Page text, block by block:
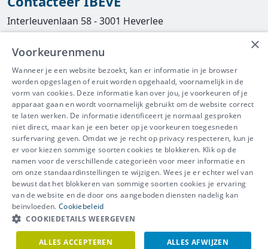
Interleuvenlaan 58 - 3001 Heverlee
016/390490
info@ibeve.be
asbest@ibeve.be
Ondernemingsnummer: 0436 612 044
IBEVE maakt deel uit van Groep
IDEWE
Disclaimer-Privacy-Cookiebeleid
Meer vragen? Neem
meteen contact op.
×
Voorkeurenmenu
Wanneer je een website bezoekt, kan er informatie in je browser
worden opgeslagen of eruit worden opgehaald, voornamelijk in de
vorm van cookies. Deze informatie kan over jou, je voorkeuren of je
apparaat gaan en wordt voornamelijk gebruikt om de website correct
te laten werken. De informatie identificeert je normaal gesproken
niet direct, maar kan je een beter op je voorkeuren toegesneden
surfervaring geven. Omdat we je recht op privacy respecteren, kun je
er voor kiezen sommige soorten cookies te blokkeren. Klik op de
namen voor de verschillende categorieën voor meer informatie en
om onze standaardinstellingen te wijzigen. Wees je er echter wel van
bewust dat het blokkeren van sommige soorten cookies je ervaring
van de website en de door ons aangeboden diensten nadelig kan
beïnvloeden. Cookiebeleid
COOKIEDETAILS WEERGEVEN
ALLES ACCEPTEREN ALLES AFWIJZEN